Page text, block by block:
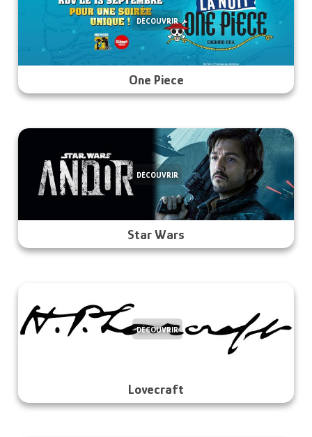
One Piece
DÉCOUVRIR
Star Wars
DÉCOUVRIR
Lovecraft
DÉCOUVRIR